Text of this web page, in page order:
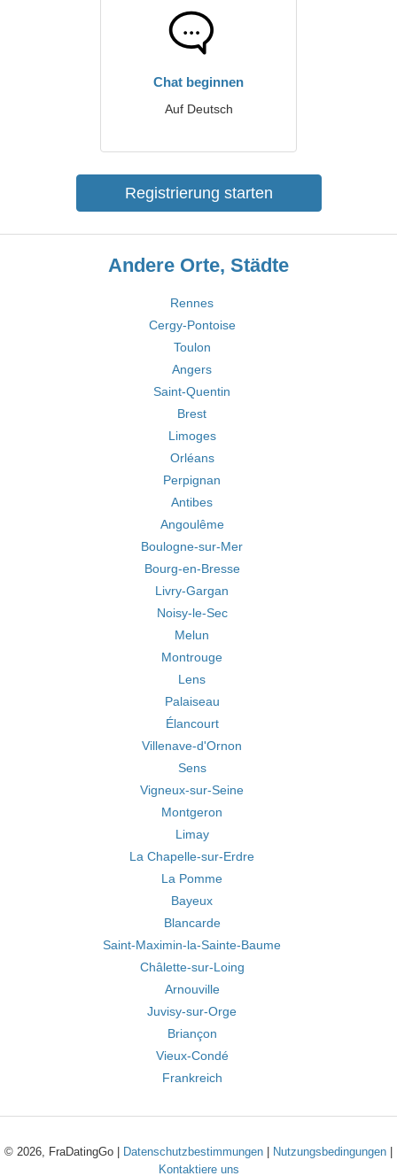
Chat beginnen
Auf Deutsch
Registrierung starten
Andere Orte, Städte
Rennes
Cergy-Pontoise
Toulon
Angers
Saint-Quentin
Brest
Limoges
Orléans
Perpignan
Antibes
Angoulême
Boulogne-sur-Mer
Bourg-en-Bresse
Livry-Gargan
Noisy-le-Sec
Melun
Montrouge
Lens
Palaiseau
Élancourt
Villenave-d'Ornon
Sens
Vigneux-sur-Seine
Montgeron
Limay
La Chapelle-sur-Erdre
La Pomme
Bayeux
Blancarde
Saint-Maximin-la-Sainte-Baume
Châlette-sur-Loing
Arnouville
Juvisy-sur-Orge
Briançon
Vieux-Condé
Frankreich
© 2026, FraDatingGo | Datenschutzbestimmungen Nutzungsbedingungen
Kontaktiere uns